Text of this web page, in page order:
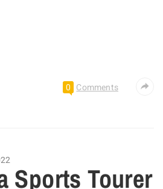
0 Comments
Sports Tourer